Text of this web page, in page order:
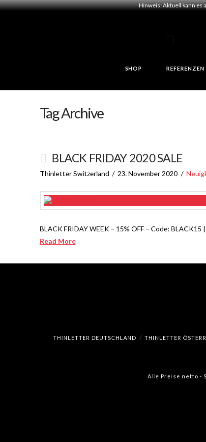
Hinweis: Aktuell kann es
SHOP REFERENZEN
Tag Archive
BLACK FRIDAY 2020 SALE
Thinletter Switzerland 23. November 2020
BLACK FRIDAY WEEK – 15% OFF – Code:
Read More
THINLETTER DEUTSCHLAND THINLETTER
Alle Preise netto -